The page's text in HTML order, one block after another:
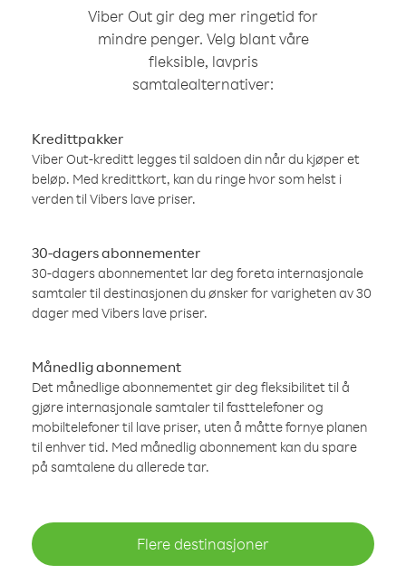
Viber Out gir deg mer ringetid for
mindre penger. Velg blant våre
fleksible, lavpris
samtalealternativer:
Kredittpakker
Viber Out-kreditt legges til saldoen din når du kjøper et
beløp. Med kredittkort, kan du ringe hvor som helst i
verden til Vibers lave priser.
30-dagers abonnementer
30-dagers abonnementet lar deg foreta internasjonale
samtaler til destinasjonen du ønsker for varigheten av 30
dager med Vibers lave priser.
Månedlig abonnement
Det månedlige abonnementet gir deg fleksibilitet til å
gjøre internasjonale samtaler til fasttelefoner og
mobiltelefoner til lave priser, uten å måtte fornye planen
til enhver tid. Med månedlig abonnement kan du spare
på samtalene du allerede tar.
Flere destinasjoner